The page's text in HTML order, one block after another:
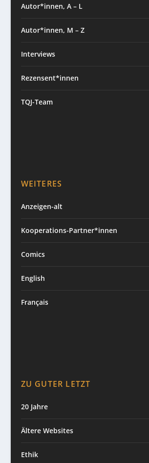
Autor*innen, A – L
Autor*innen, M – Z
Interviews
Rezensent*innen
TQJ-Team
WEITERES
Anzeigen-alt
Kooperations-Partner*innen
Comics
English
Français
ZU GUTER LETZT
20 Jahre
Ältere Websites
Ethik